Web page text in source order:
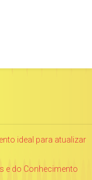
ideal para atualizar
e do Conhecimento